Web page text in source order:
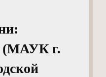
(МАУК г.